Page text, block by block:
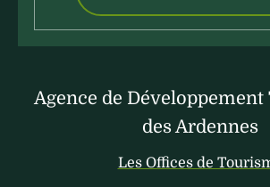
Agence de
des Ardennes
Les Offices de